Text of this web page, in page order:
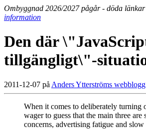
Ombyggnad 2026/2027 pågår - döda länkar
information
Den där
tillgängligt\"-
2011-12-07 på Anders Ytterströms webblogg
When it comes to deliberately turning
wager to guess that the main three are
concerns, advertising fatigue and